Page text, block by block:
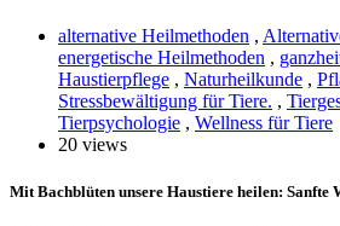
alternative Heilmethoden ,
energetische Heilmethoden ,
Haustierpflege , Naturheilkunde ,
Stressbewältigung für Tiere. ,
Tierpsychologie , Wellness für Tiere
20 views
Mit Bachblüten unsere Haustiere heilen: Sanfte